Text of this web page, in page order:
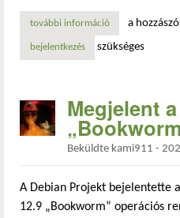
további információmegjelent a
a
bejelentkezés szükséges
Megjelent
Beküldte kami911 -
A Debian Projekt bejelentette
12.9 „Bookworm” operációs